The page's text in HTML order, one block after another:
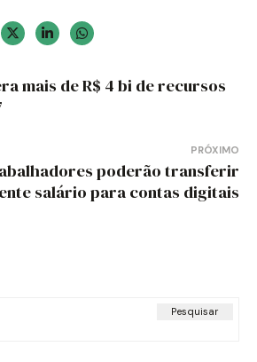
mais de R$ 4 bi de recursos
PRÓXIMO
poderão transferir
salário para contas digitais